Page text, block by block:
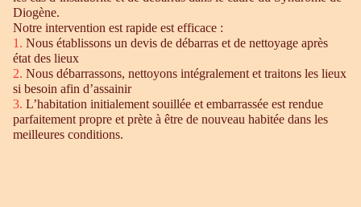
Diogène.
Notre intervention est rapide est efficace :
1. Nous établissons un devis de débarras et de nettoyage après
état des lieux
2. Nous débarrassons, nettoyons intégralement et traitons les lieux
si besoin afin d’assainir
3. L’habitation initialement souillée et embarrassée est rendue
parfaitement propre et prète à être de nouveau habitée dans les
meilleures conditions.